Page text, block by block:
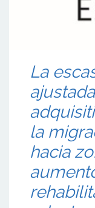
La
la
hacia